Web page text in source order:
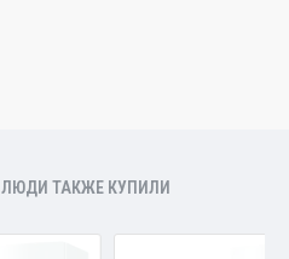
ЛЮДИ ТАКЖЕ КУПИЛИ